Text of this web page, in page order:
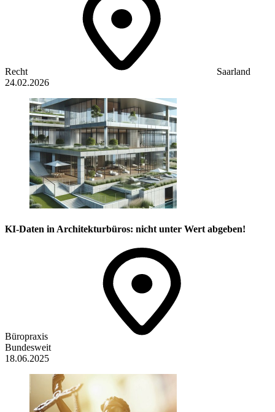
Recht
Saarland
24.02.2026
KI-Daten in Architekturbüros: nicht unter Wert abgeben!
Büropraxis
Bundesweit
18.06.2025